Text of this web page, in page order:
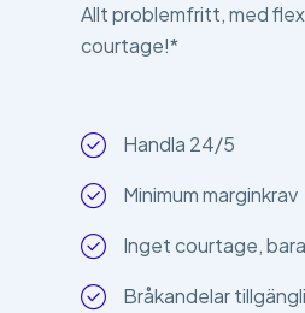
Allt problemfritt, med
courtage!*
Handla 24/5
Minimum marginkrav
Inget courtage,
Bråkandelar